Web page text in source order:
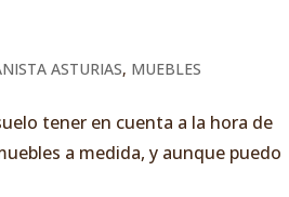
ASTURIAS, MUEBLES
tener en cuenta a la hora de
a medida, y aunque puedo